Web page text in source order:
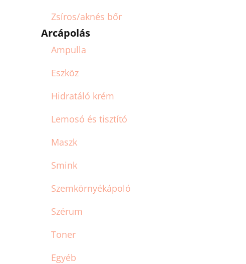
Zsíros/aknés bőr
Arcápolás
Ampulla
Eszköz
Hidratáló krém
Lemosó és tisztító
Maszk
Smink
Szemkörnyékápoló
Szérum
Toner
Egyéb